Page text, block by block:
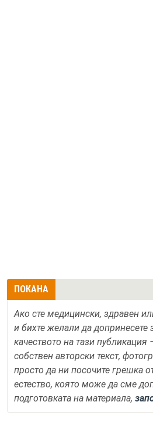
ПОКАНА
Ако сте медицински, здравен
и бихте желали да допринесете
качеството на тази
собствен авторски текст,
просто да ни посочите грешка
естество, която може да сме
подготовката на материала,